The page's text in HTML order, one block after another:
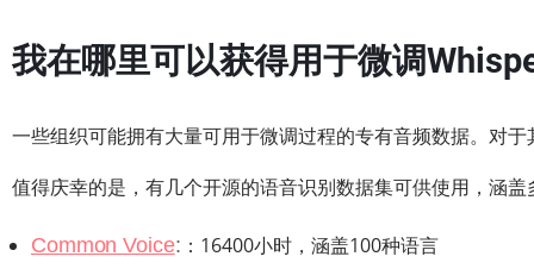
我在哪里可以获得用于微调
一些组织可能拥有大量可用于微调过程的专有音频数据。对
值得庆幸的是，有几个开源的语音识别数据集可供使用，涵
Common Voice: ：16400小时，涵盖100种语言